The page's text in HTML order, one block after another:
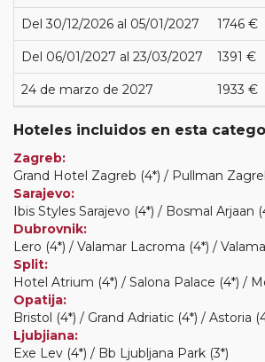
Del 30/12/2026 al 05/01/2027 1746 €
Del 06/01/2027 al 23/03/2027 1391 €
24 de marzo de 2027 1933 €
Hoteles incluidos en esta
Zagreb:
Grand Hotel Zagreb (4*) / Pullman
Sarajevo:
Ibis Styles Sarajevo (4*) / Bosmal Arjaan
Dubrovnik:
Lero (4*) / Valamar Lacroma (4*) /
Split:
Hotel Atrium (4*) / Salona Palace (4*) /
Opatija:
Bristol (4*) / Grand Adriatic (4*) / Astoria
Ljubjiana:
Exe Lev (4*) / Bb Ljubljana Park (3*)